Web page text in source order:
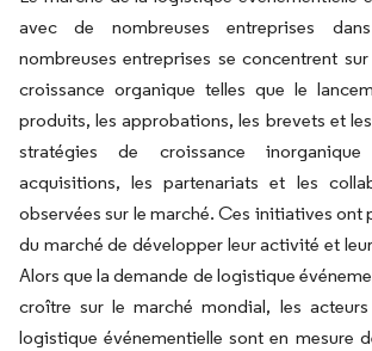
avec de nombreuses entreprises
nombreuses entreprises se concentrent
croissance organique telles que le
produits, les approbations, les brevets et
stratégies de croissance
acquisitions, les partenariats et les
observées sur le marché. Ces initiatives ont
du marché de développer leur activité et
Alors que la demande de logistique
croître sur le marché mondial, les
logistique événementielle sont en mesure